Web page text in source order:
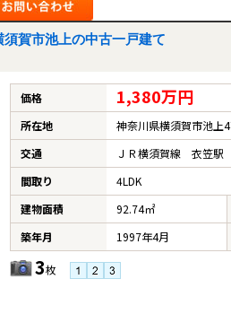
賀市池上の中古一戸建て
価格 1,380万円
所在地
神奈川県横須賀市池上
交通
ＪＲ横須賀線 衣笠駅
間取り
4LDK
建物面積
92.74㎡
築年月
1997年4月
3枚